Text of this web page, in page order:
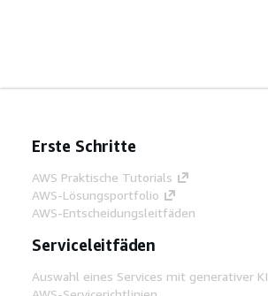
Erste Schritte
AWS Praktische Tutorials
AWS-Lösungsportfolio
AWS-Entscheidungsleitfäden
Serviceleitfäden
Auswahl eines Services mit generativer KI